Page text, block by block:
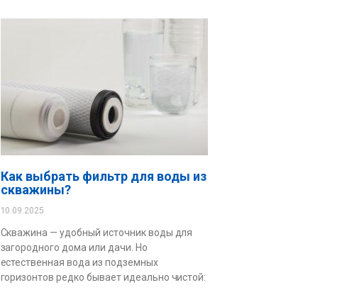
Как выбрать фильтр для воды из
скважины?
10.09.2025
Скважина — удобный источник воды для
загородного дома или дачи. Но
естественная вода из подземных
горизонтов редко бывает идеально чистой: